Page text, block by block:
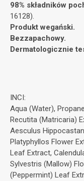
98% składników
16128).
Produkt wegański.
Bezzapachowy.
Dermatologicznie
INCI:
Aqua (Water),
Recutita (Matricaria)
Aesculus
Platyphyllos Flower
Leaf Extract,
Sylvestris (Mallow)
(Peppermint) Leaf